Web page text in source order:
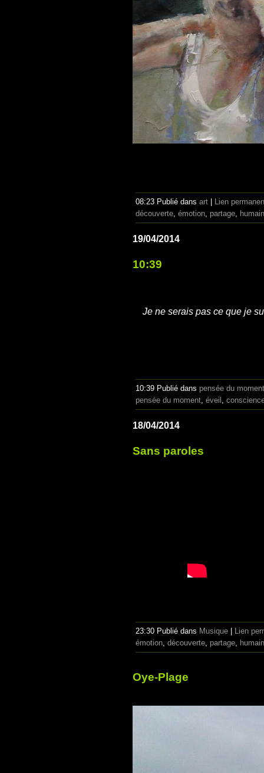
08:23 Publié dans art
Lien
découverte émotion partage humain
19/04/2014
10:39
Je ne serais pas ce que je
10:39 Publié dans pensée du moment
pensée du moment éveil
18/04/2014
Sans paroles
23:30 Publié dans Musique
Lien
émotion découverte partage humain
Oye-Plage